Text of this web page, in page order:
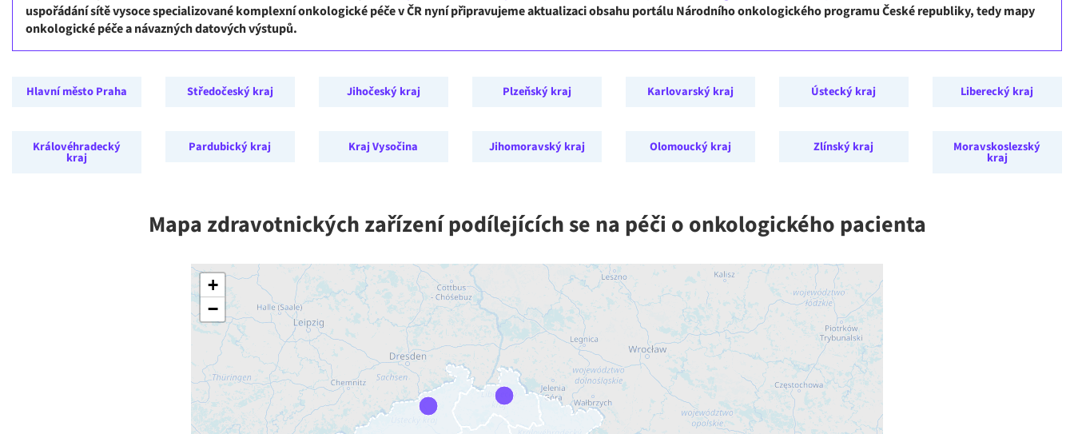
uspořádání sítě vysoce specializované komplexní onkologické péče v ČR nyní připravujeme aktualizaci obsahu portálu Národního onkologického programu České republiky, tedy mapy
onkologické péče a návazných datových výstupů.
Hlavní město Praha Středočeský kraj Jihočeský kraj Plzeňský kraj Karlovarský kraj Ústecký kraj Liberecký kraj
Královéhradecký
kraj
Pardubický kraj Kraj Vysočina Jihomoravský kraj Olomoucký kraj Zlínský kraj Moravskoslezský
kraj
Mapa zdravotnických zařízení podílejících se na péči o onkologického pacienta
+
−